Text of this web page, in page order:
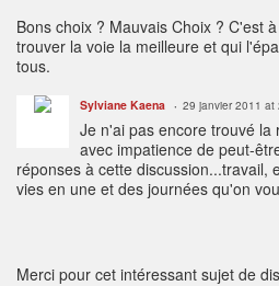
Bons choix ? Mauvais Choix ? C'est
trouver la voie la meilleure et qui
tous.
Sylviane Kaena 29 janvier 2011 at
Je n'ai pas encore trouvé
avec impatience de peut-
réponses à cette discussion...travail,
vies en une et des journées qu'on
Merci pour cet intéressant sujet de